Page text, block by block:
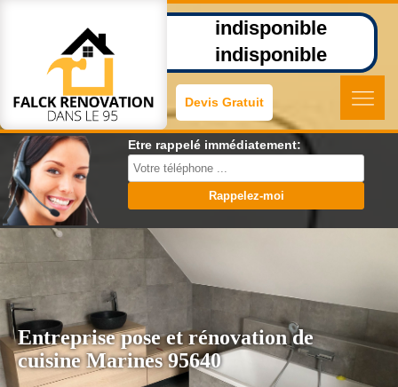
indisponible
indisponible
Devis Gratuit
Etre rappelé immédiatement:
Entreprise pose et rénovation de
cuisine Marines 95640